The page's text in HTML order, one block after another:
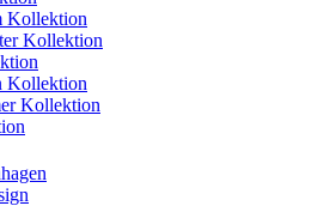
Kollektion
Kollektion
Kollektion
Kollektion